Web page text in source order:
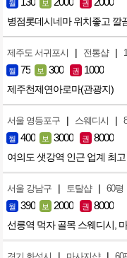
월 보 권
병점롯데시네마 위치좋고 깔
제주도 서귀포시 | 전통샵 |
월 75 보 300 권 1000
제주천제연아로마(관광지)
서울 영등포구 | 스웨디시 |
월 400 보 3000 권 8000
여의도 샛강역 인근 업계 최
서울 강남구 | 토탈샵 | 60평
월 390 보 2000 권 8000
선릉역 먹자 골목 스웨디시,